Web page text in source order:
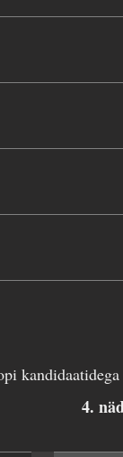
kandidaatidega
4.